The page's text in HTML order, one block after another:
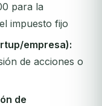
para la
impuesto fijo
empresa):
de acciones o
de